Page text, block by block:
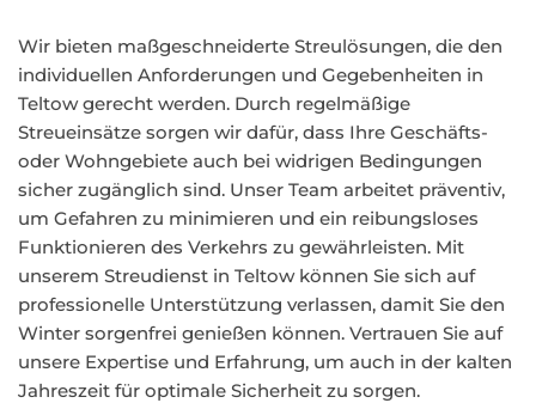
Wir bieten maßgeschneiderte Streulösungen, die den
individuellen Anforderungen und Gegebenheiten in
Teltow gerecht werden. Durch regelmäßige
Streueinsätze sorgen wir dafür, dass Ihre Geschäfts-
oder Wohngebiete auch bei widrigen Bedingungen
sicher zugänglich sind. Unser Team arbeitet präventiv,
um Gefahren zu minimieren und ein reibungsloses
Funktionieren des Verkehrs zu gewährleisten. Mit
unserem Streudienst in Teltow können Sie sich auf
professionelle Unterstützung verlassen, damit Sie den
Winter sorgenfrei genießen können. Vertrauen Sie auf
unsere Expertise und Erfahrung, um auch in der kalten
Jahreszeit für optimale Sicherheit zu sorgen.